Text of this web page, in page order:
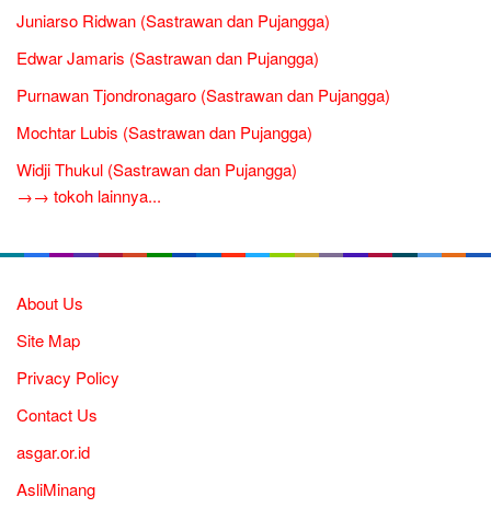
Juniarso Ridwan (Sastrawan dan Pujangga)
Edwar Jamaris (Sastrawan dan Pujangga)
Purnawan Tjondronagaro (Sastrawan dan Pujangga)
Mochtar Lubis (Sastrawan dan Pujangga)
Widji Thukul (Sastrawan dan Pujangga)
→→ tokoh lainnya...
About Us
Site Map
Privacy Policy
Contact Us
asgar.or.id
AsliMinang